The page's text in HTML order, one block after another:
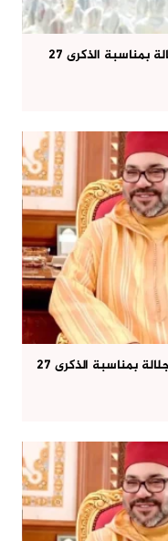
تهنئة متدين عبد العزيز إلى صاحب الجلالة بمناسبة الذكرى 27
تهنئة مرغاتي عبد الرحيم إلى صاحب الجلالة بمناسبة الذكرى 27